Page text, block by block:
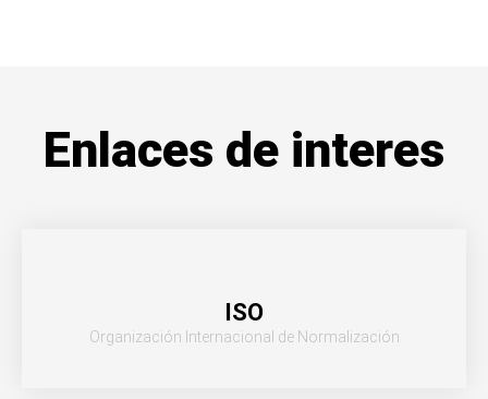
Enlaces de interes
ISO
Organización Internacional de Normalización